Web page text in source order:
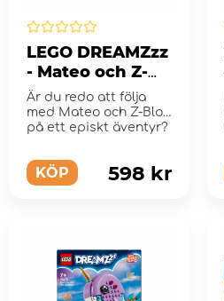
LEGO DREAMZzz
- Mateo och Z-
blob-racerbilen
Är du redo att följa
med Mateo och Z-Blob
på ett episkt äventyr?
KÖP 598 kr